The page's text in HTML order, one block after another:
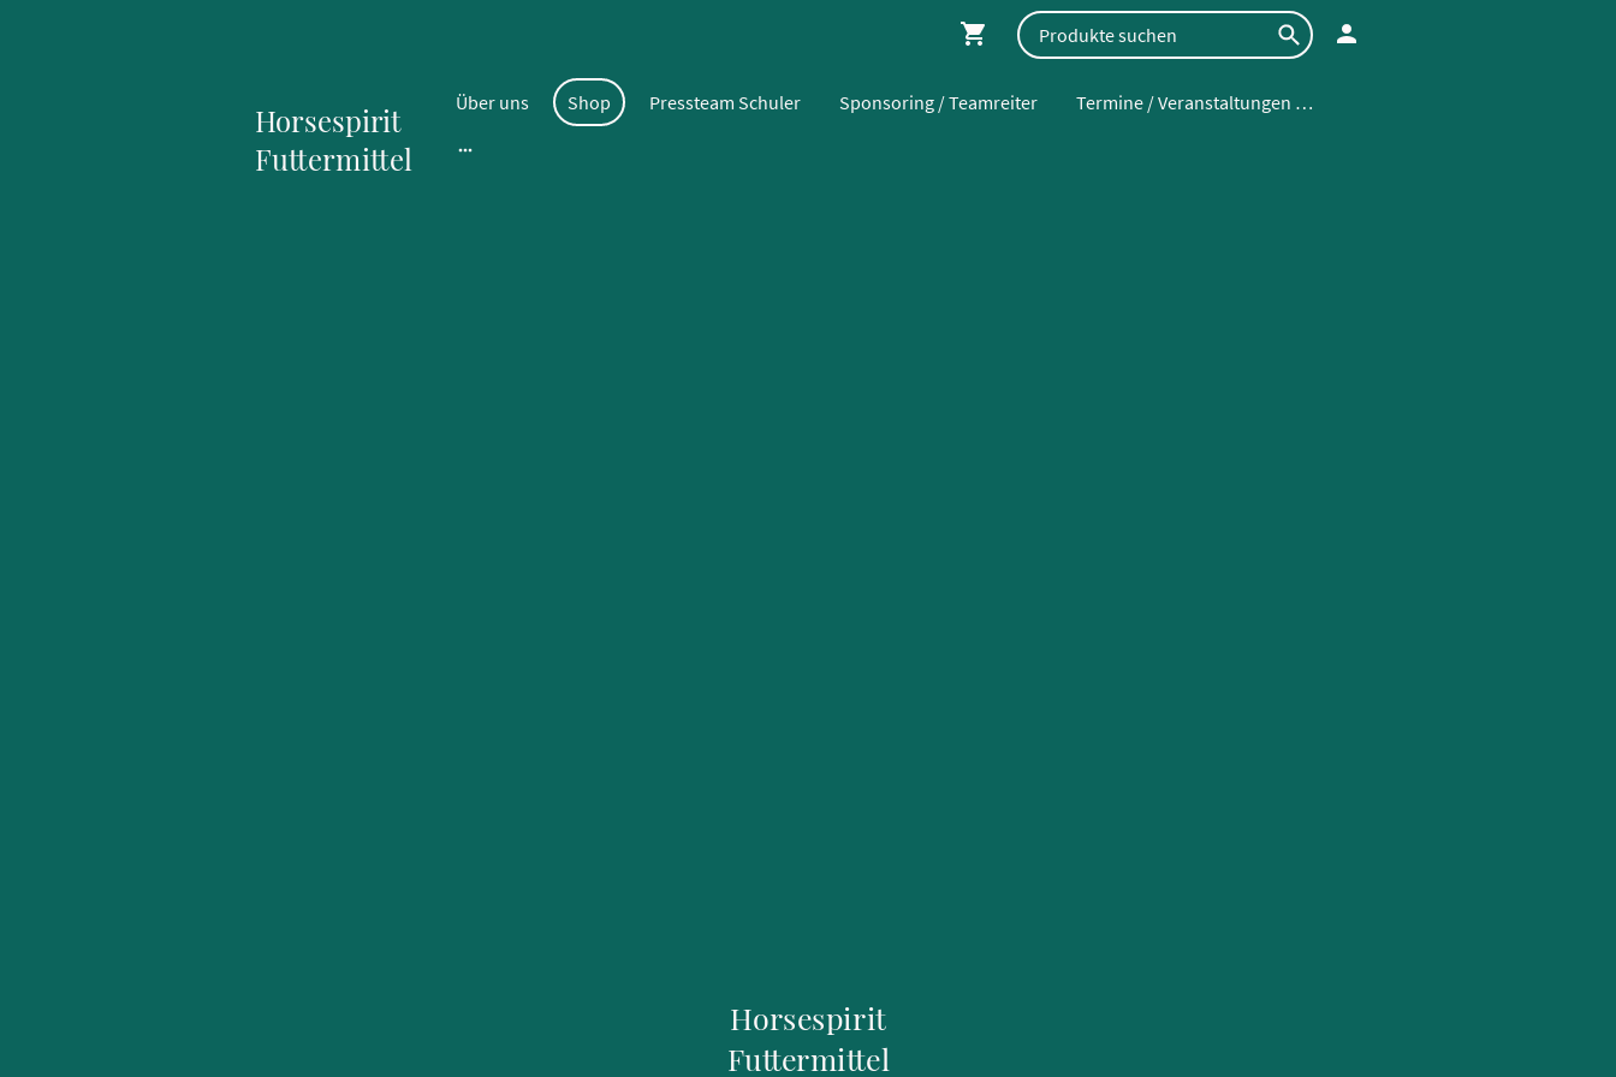
Horsespirit
Futtermittel
Über uns Shop Pressteam Schuler Sponsoring / Teamreiter Termine / Veranstaltungen / Workshops
Horsespirit
Futtermittel